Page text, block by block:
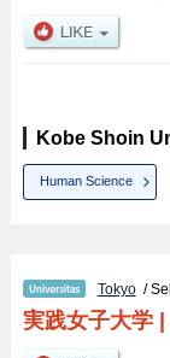
Kobe Shoin
Human Science
Tokyo/
実践女子大学|